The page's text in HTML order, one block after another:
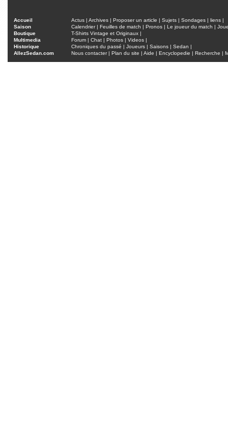
Accueil Actus | Archives | Proposer un article | Sujets | Sondages | liens |
Saison
Calendrier| Feuilles de match | Pronos | Le joueur du match |
Boutique
T-Shirts Vintage et Originaux |
Multimedia
Forum | Chat | Photos | Videos |
Historique
Chroniques du passé | Joueurs | Saisons | Sedan |
AllezSedan.com
Nous contacter| Plan du site | Aide | Encyclopedie | Recherche |